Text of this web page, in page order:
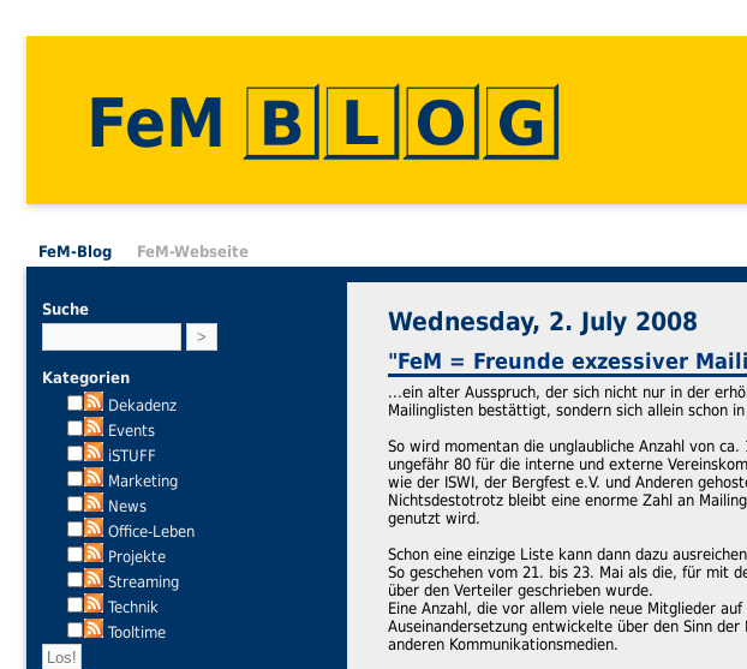
FeM
FeM-Blog FeM-Webseite
Suche
Kategorien
Dekadenz
Events
iSTUFF
Marketing
News
Office-Leben
Projekte
Streaming
Technik
Tooltime
Wednesday, 2. July 2008
"FeM = Freunde exzessiver
...ein alter Ausspruch, der sich nicht nur in der
Mailinglisten bestättigt, sondern sich allein schon
So wird momentan die unglaubliche Anzahl von
ungefähr 80 für die interne und externe
wie der ISWI, der Bergfest e.V. und Anderen
Nichtsdestotrotz bleibt eine enorme Zahl an
genutzt wird.
Schon eine einzige Liste kann dann dazu
So geschehen vom 21. bis 23. Mai als die, für mit
über den Verteiler geschrieben wurde.
Eine Anzahl, die vor allem viele neue Mitglieder
Auseinandersetzung entwickelte über den Sinn
anderen Kommunikationsmedien.